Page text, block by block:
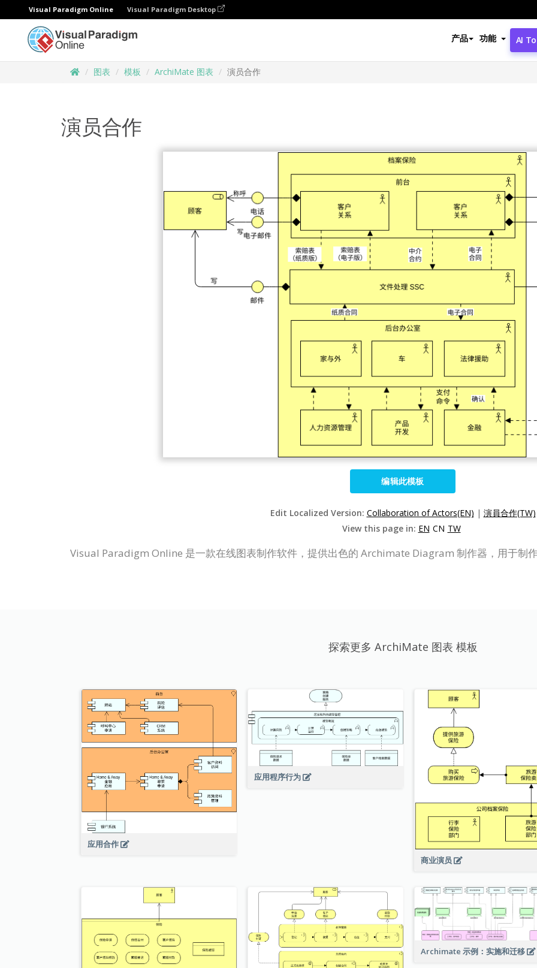
Visual Paradigm Online Visual Paradigm Desktop
产品 功能 AI
图表 模板 ArchiMate 图表 演员合作
演员合作
编辑此模板
Edit Localized Version: Collaboration of Actors(EN) | 演員合作(TW)
View this page in: EN CN TW
Visual Paradigm Online 是一款在线图表制作软件，提供出色的 Archimate Diagram 制作器，用于制
探索更多 ArchiMate 图表 模板
应用合作
应用程序行为
商业演员
Archimate 示例：实施和迁移